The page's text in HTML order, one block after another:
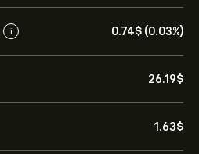
i 0.74‎$‎ (0.03%)
26.19‎$‎
1.63‎$‎